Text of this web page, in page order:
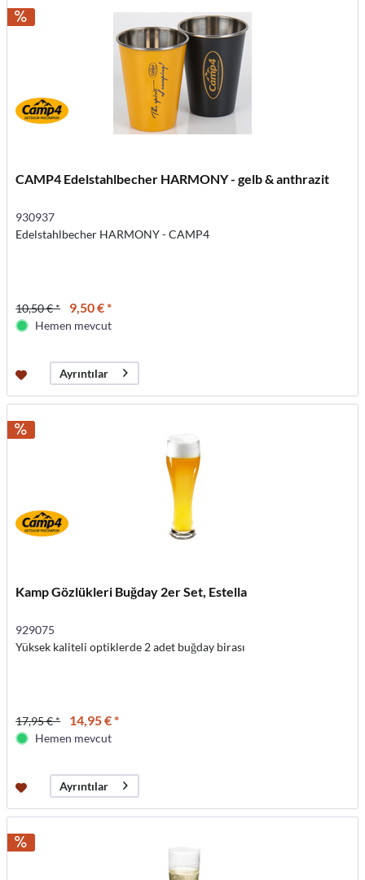
CAMP4 Edelstahlbecher HARMONY - gelb & anthrazit
930937
Edelstahlbecher HARMONY - CAMP4
10,50 € * 9,50 € *
Hemen mevcut
Ayrıntılar
Kamp Gözlükleri Buğday 2er Set, Estella
929075
Yüksek kaliteli optiklerde 2 adet buğday birası
17,95 € * 14,95 € *
Hemen mevcut
Ayrıntılar